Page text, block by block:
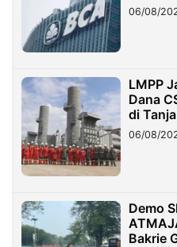
06/08/
LMPP
Dana
di
06/08/
Demo
Bakrie